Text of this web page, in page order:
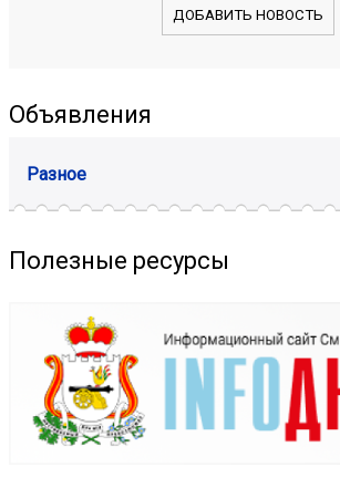
ДОБАВИТЬ НОВОСТЬ
Объявления
Разное
Полезные ресурсы